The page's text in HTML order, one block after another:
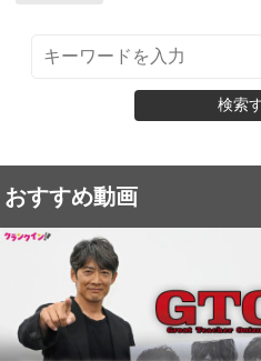
検索
おすすめ動画